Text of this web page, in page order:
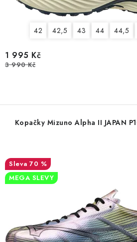
42 42,5 43 44 44,5
1 995 Kč
3 990 Kč
Kopačky Mizuno Alpha II JAPAN
70 %
MEGA SLEVY